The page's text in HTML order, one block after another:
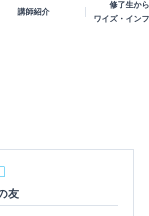
講師紹介
修了生か
ワイズ・イン
友